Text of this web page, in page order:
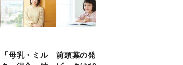
「母乳・ミル
前頭葉の発達